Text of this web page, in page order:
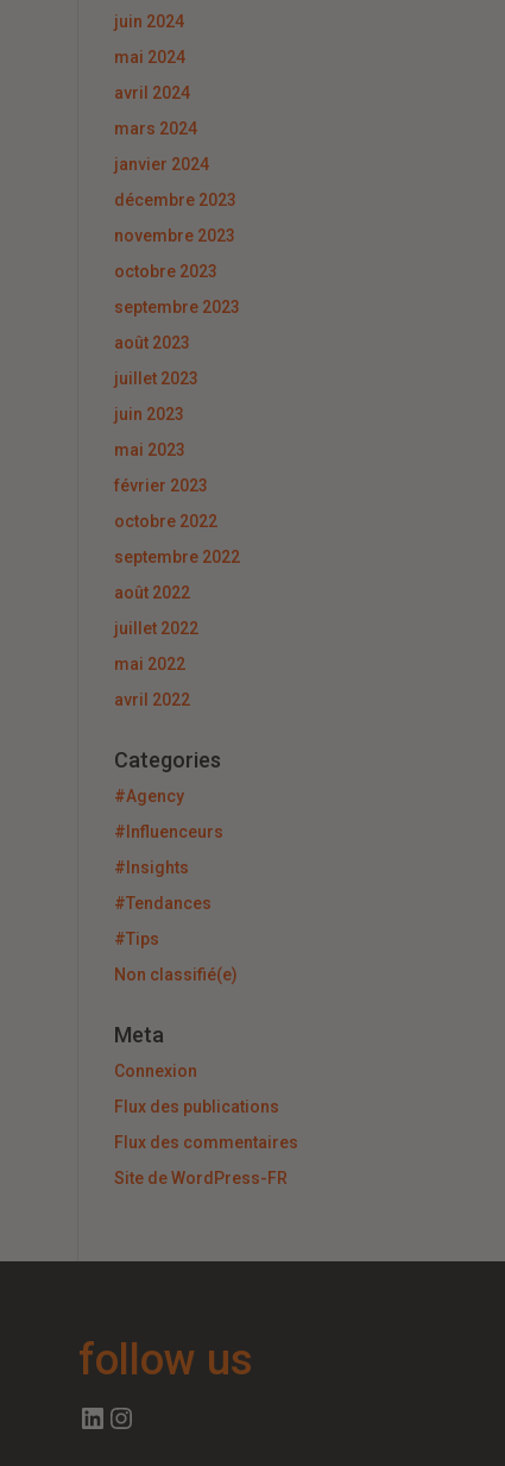
juin 2024
mai 2024
avril 2024
mars 2024
janvier 2024
décembre 2023
novembre 2023
octobre 2023
septembre 2023
août 2023
juillet 2023
juin 2023
mai 2023
février 2023
octobre 2022
septembre 2022
août 2022
juillet 2022
mai 2022
avril 2022
Categories
#Agency
#Influenceurs
#Insights
#Tendances
#Tips
Non classifié(e)
Meta
Connexion
Flux des publications
Flux des commentaires
Site de WordPress-FR
follow us
Follow us on Linkedin
Follow us on Instagram